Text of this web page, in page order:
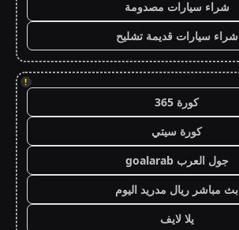
شراء سيارات مصدومة
شراء سيارات قديمة تشليح
!
كورة 365
كورة سيتي
جول العرب goalarab
بث مباشر ريال مدريد اليوم
يلا لايف